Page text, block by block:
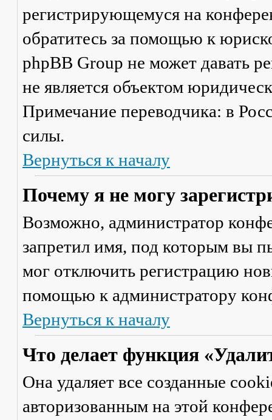
регистрирующемуся на
обратитесь за помощью к
phpBB Group не может давать
не является объектом
Примечание переводчика: в
силы.
Вернуться к началу
Почему я не могу
Возможно, администратор
запретил имя, под которым вы
мог отключить регистрацию
помощью к администратору
Вернуться к началу
Что делает функция
Она удаляет все созданные
авторизованным на этой